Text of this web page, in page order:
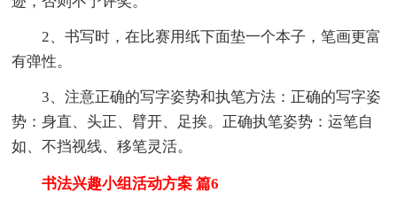
2、书写时，在比赛用纸下面垫一个本子，笔画更富
有弹性。
3、注意正确的写字姿势和执笔方法：正确的写字姿
势：身直、头正、臂开、足挨。正确执笔姿势：运笔自
如、不挡视线、移笔灵活。
书法兴趣小组活动方案 篇6